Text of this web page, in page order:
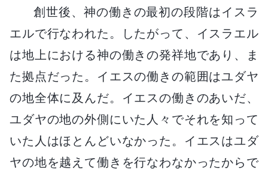
創世後、神の働きの最初の段階はイスラ
エルで行なわれた。したがって、イスラエル
は地上における神の働きの発祥地であり、ま
た拠点だった。イエスの働きの範囲はユダヤ
の地全体に及んだ。イエスの働きのあいだ、
ユダヤの地の外側にいた人々でそれを知って
いた人はほとんどいなかった。イエスはユダ
ヤの地を越えて働きを行なわなかったからで